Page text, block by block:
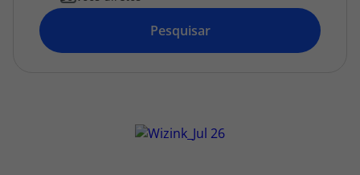
topatlantico@topatlantico.com
Pesquisar